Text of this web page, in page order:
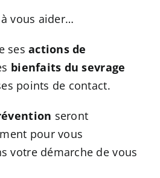
vous aider…
sesactions de
bienfaits du sevrage
points de contact.
seront
pour vous
votre démarche de vous